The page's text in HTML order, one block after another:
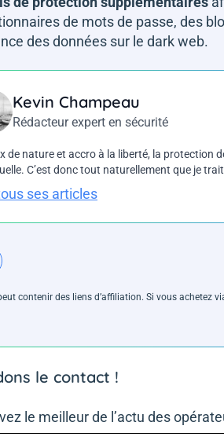
de mots de passe, des
des données sur le dark web.
Kevin Champeau
Rédacteur expert en sécurité
de nature et accro à la liberté, la protection
C’est donc tout naturellement que je
ses articles
contenir des liens d’affiliation. Si vous achetez
le contact !
le meilleur de l’actu des